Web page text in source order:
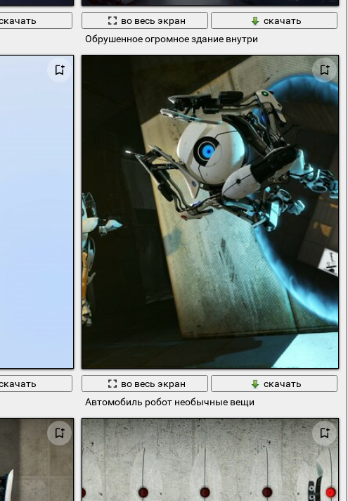
во весь экран
скачать
Обрушенное огромное здание внутри
во весь экран
скачать
Автомобиль робот необычные вещи